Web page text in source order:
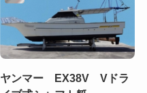
ヤンマー EX38V Vドラ